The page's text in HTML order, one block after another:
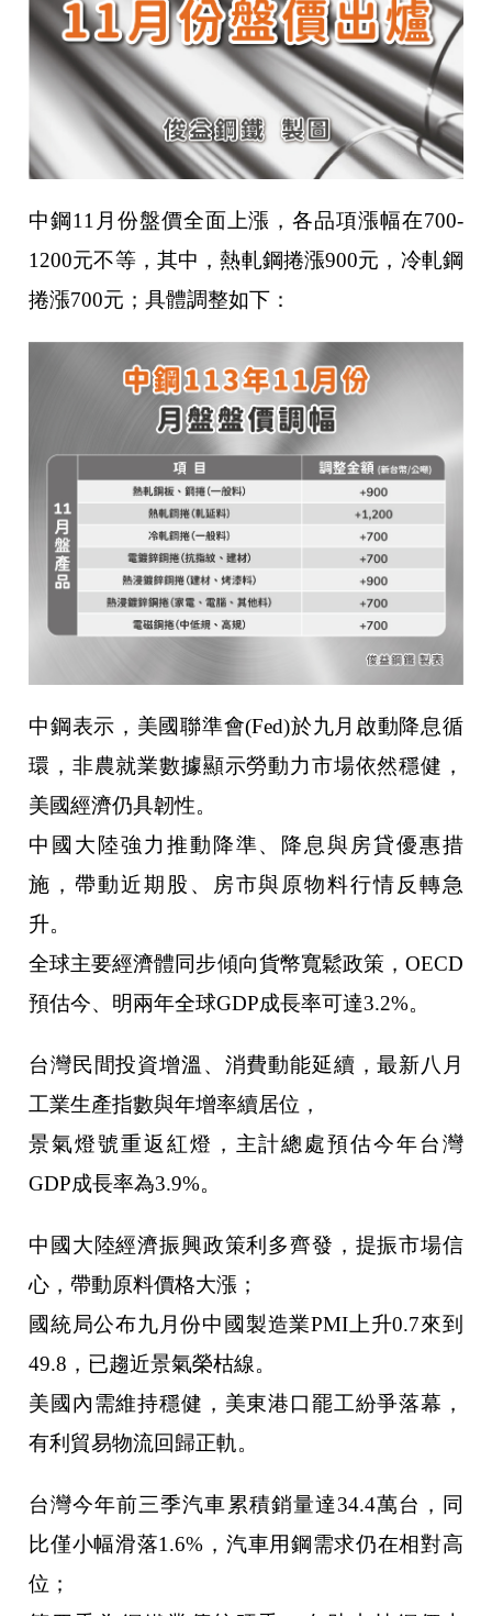
中鋼11月份盤價全面上漲，各品項漲幅在700-
1200元不等，其中，熱軋鋼捲漲900元，冷軋鋼
捲漲700元；具體調整如下：
中鋼表示，美國聯準會(Fed)於九月啟動降息循
環，非農就業數據顯示勞動力市場依然穩健，
美國經濟仍具韌性。
中國大陸強力推動降準、降息與房貸優惠措
施，帶動近期股、房市與原物料行情反轉急
升。
全球主要經濟體同步傾向貨幣寬鬆政策，OECD
預估今、明兩年全球GDP成長率可達3.2%。
台灣民間投資增溫、消費動能延續，最新八月
工業生產指數與年增率續居位，
景氣燈號重返紅燈，主計總處預估今年台灣
GDP成長率為3.9%。
中國大陸經濟振興政策利多齊發，提振市場信
心，帶動原料價格大漲；
國統局公布九月份中國製造業PMI上升0.7來到
49.8，已趨近景氣榮枯線。
美國內需維持穩健，美東港口罷工紛爭落幕，
有利貿易物流回歸正軌。
台灣今年前三季汽車累積銷量達34.4萬台，同
比僅小幅滑落1.6%，汽車用鋼需求仍在相對高
位；